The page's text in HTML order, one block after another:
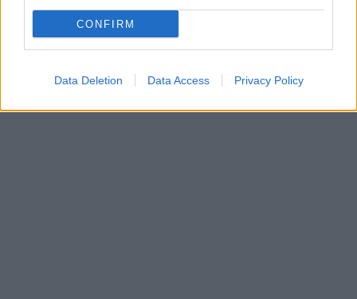
CONFIRM
Data Deletion Data Access Privacy Policy